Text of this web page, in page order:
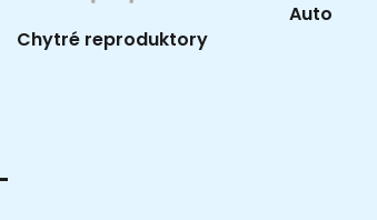
Chytré reproduktory
Auto